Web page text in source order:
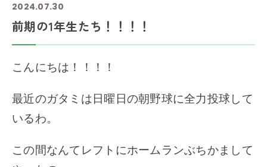
2024.07.30
前期の1年生たち！！！！
こんにちは！！！！
最近のガタミは日曜日の朝野球に全力投球して
いるわ。
この間なんてレフトにホームランぶちかまして